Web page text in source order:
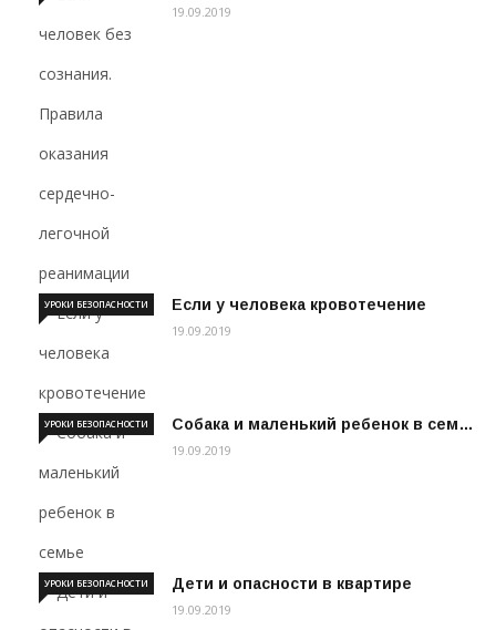
19.09.2019
Если у человека кровотечение
УРОКИ БЕЗОПАСНОСТИ
19.09.2019
Собака и маленький ребенок в сем…
УРОКИ БЕЗОПАСНОСТИ
19.09.2019
Дети и опасности в квартире
УРОКИ БЕЗОПАСНОСТИ
19.09.2019